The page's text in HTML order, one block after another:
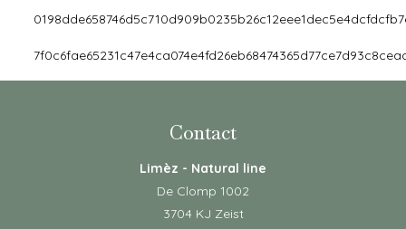
GRATIS make-up advies
Contact
Limèz - Natural line
De Clomp 1002
3704 KJ Zeist